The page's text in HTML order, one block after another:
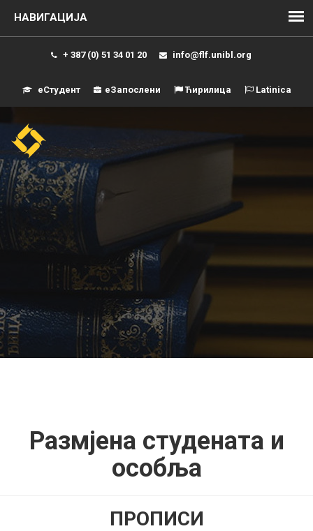
+ 387 (0) 51 34 01 20 info@flf.unibl.org
еСтудент еЗапослени Ћирилица Latinica
Размјена студената и
особља
ПРОПИСИ